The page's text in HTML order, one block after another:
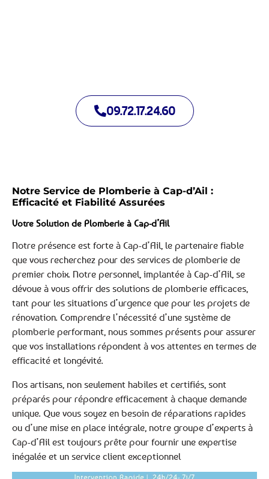
09.72.17.24.60
Notre Service de Plomberie à Cap-d’Ail :
Efficacité et Fiabilité Assurées
Votre Solution de Plomberie à Cap-d’Ail
Notre présence est forte à Cap-d’Ail, le partenaire fiable
que vous recherchez pour des services de plomberie de
premier choix. Notre personnel, implantée à Cap-d’Ail, se
dévoue à vous offrir des solutions de plomberie efficaces,
tant pour les situations d’urgence que pour les projets de
rénovation. Comprendre l’nécessité d’une système de
plomberie performant, nous sommes présents pour assurer
que vos installations répondent à vos attentes en termes de
efficacité et longévité.
Nos artisans, non seulement habiles et certifiés, sont
préparés pour répondre efficacement à chaque demande
unique. Que vous soyez en besoin de réparations rapides
ou d’une mise en place intégrale, notre groupe d’experts à
Cap-d’Ail est toujours prête pour fournir une expertise
inégalée et un service client exceptionnel